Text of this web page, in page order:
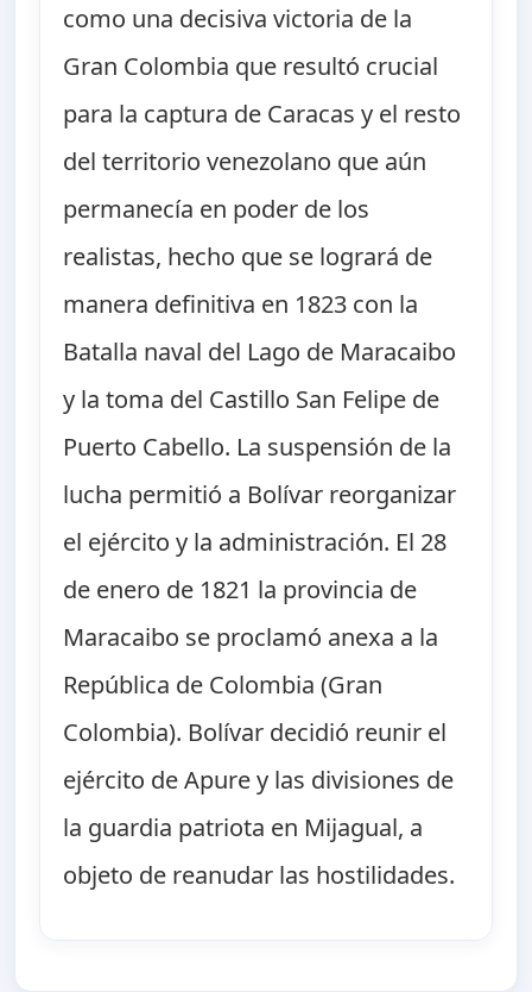
como una decisiva victoria de la
Gran Colombia que resultó crucial
para la captura de Caracas y el resto
del territorio venezolano que aún
permanecía en poder de los
realistas, hecho que se logrará de
manera definitiva en 1823 con la
Batalla naval del Lago de Maracaibo
y la toma del Castillo San Felipe de
Puerto Cabello. La suspensión de la
lucha permitió a Bolívar reorganizar
el ejército y la administración. El 28
de enero de 1821 la provincia de
Maracaibo se proclamó anexa a la
República de Colombia (Gran
Colombia). Bolívar decidió reunir el
ejército de Apure y las divisiones de
la guardia patriota en Mijagual, a
objeto de reanudar las hostilidades.